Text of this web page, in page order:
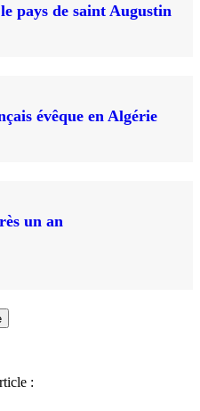
pays de saint Augustin
évêque en Algérie
un an
: